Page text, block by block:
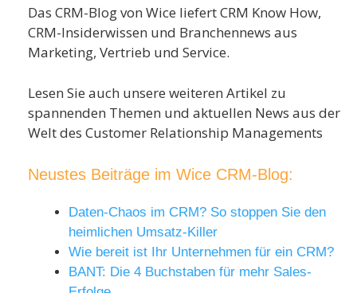
Das CRM-Blog von Wice liefert CRM Know How,
CRM-Insiderwissen und Branchennews aus
Marketing, Vertrieb und Service.
Lesen Sie auch unsere weiteren Artikel zu
spannenden Themen und aktuellen News aus der
Welt des Customer Relationship Managements
Neustes Beiträge im Wice CRM-Blog:
Daten-Chaos im CRM? So stoppen Sie den
heimlichen Umsatz-Killer
Wie bereit ist Ihr Unternehmen für ein CRM?
BANT: Die 4 Buchstaben für mehr Sales-